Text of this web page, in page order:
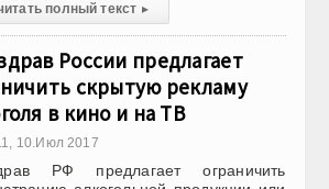
полный текст ▸
России предлагает
скрытую рекламу
в кино и на ТВ
10.Июл 2017
РФ предлагает ограничить